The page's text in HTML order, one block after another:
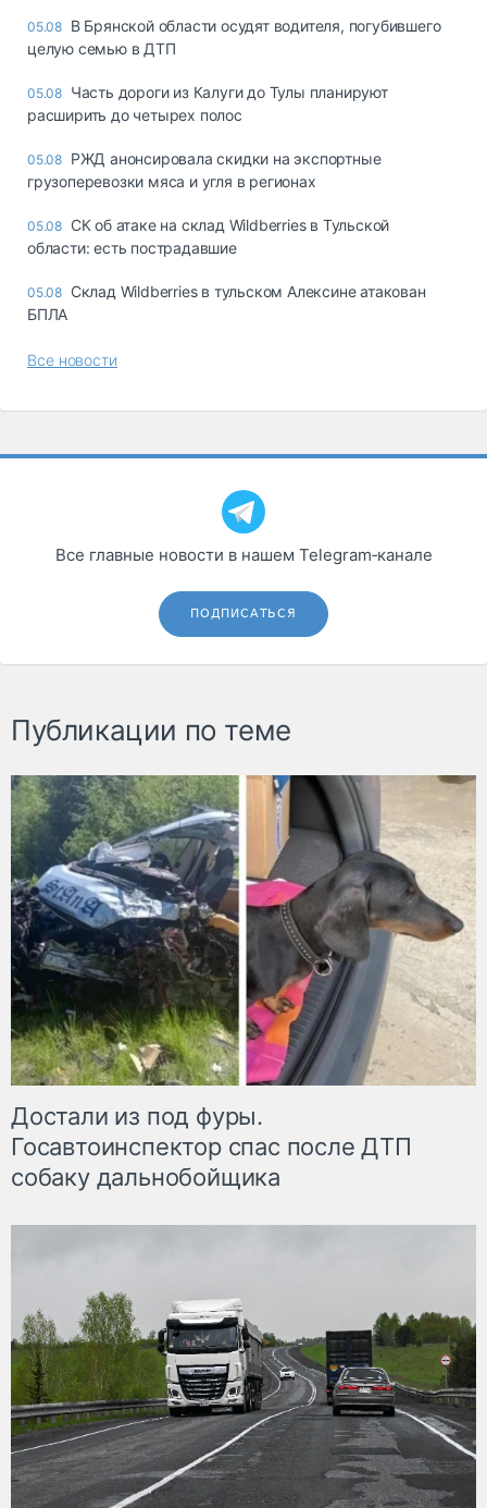
05.08 В Брянской области осудят водителя, погубившего
целую семью в ДТП
05.08 Часть дороги из Калуги до Тулы планируют
расширить до четырех полос
05.08 РЖД анонсировала скидки на экспортные
грузоперевозки мяса и угля в регионах
05.08 СК об атаке на склад Wildberries в Тульской
области: есть пострадавшие
05.08 Склад Wildberries в тульском Алексине атакован
БПЛА
Все новости
Все главные новости в нашем Telegram‑канале
ПОДПИСАТЬСЯ
Публикации по теме
Достали из под фуры.
Госавтоинспектор спас после ДТП
собаку дальнобойщика